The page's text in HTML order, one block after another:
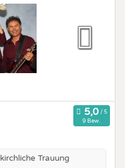
9 Bew.
kirchliche Trauung